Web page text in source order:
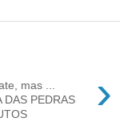
›
mas ...
DAS PEDRAS